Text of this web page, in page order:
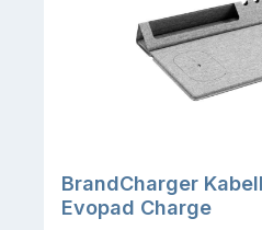
BrandCharger
Evopad Charge